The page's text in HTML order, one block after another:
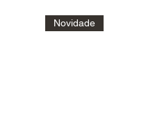
Novidade